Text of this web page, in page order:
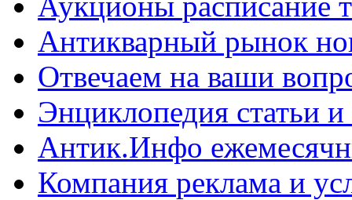
Антикварный рынок
Отвечаем на ваши
Энциклопедия статьи
Антик.Инфо
Компания реклама и